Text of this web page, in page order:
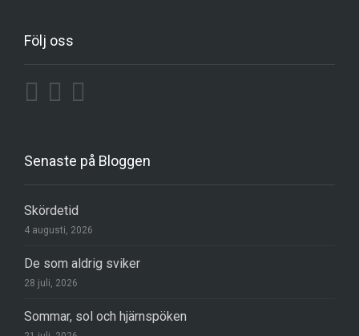
Följ oss
Senaste på Bloggen
Skördetid
4 augusti, 2026
De som aldrig sviker
28 juli, 2026
Sommar, sol och hjärnspöken